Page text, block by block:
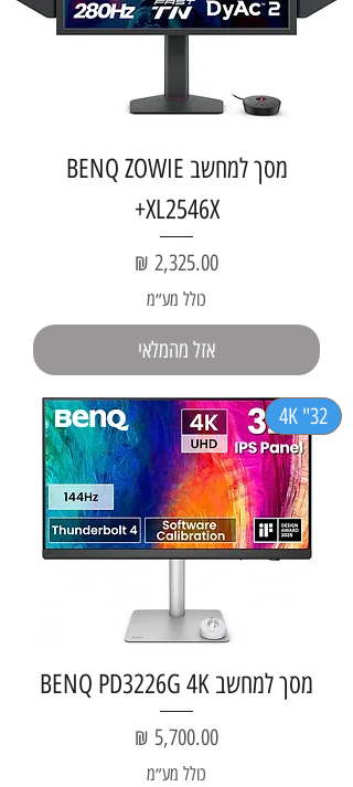
מסך למחשב BENQ ZOWIE
XL2546X+
מחיר
כולל מע״מ
אזל מהמלאי
32" 4K
מסך למחשב BENQ PD3226G 4K
מחיר
כולל מע״מ